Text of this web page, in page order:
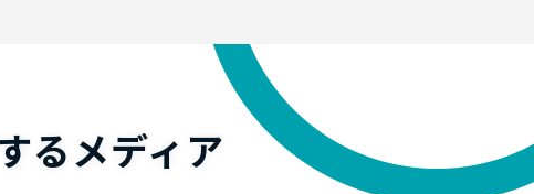
ービス
るメディア